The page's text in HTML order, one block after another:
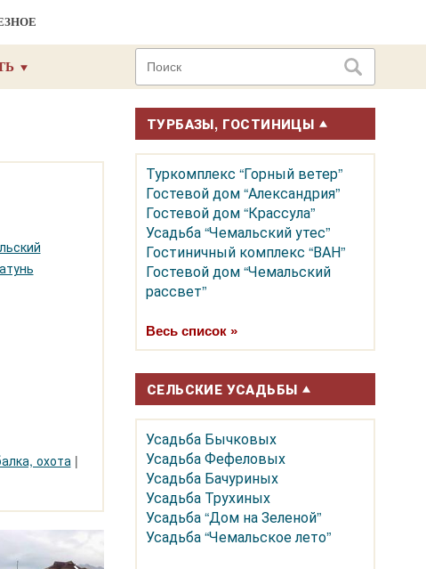
охота|
ТУРБАЗЫ, ГОСТИНИЦЫ
Туркомплекс “Горный ветер”
Гостевой дом “Александрия”
Гостевой дом “Крассула”
Усадьба “Чемальский утес”
Гостиничный комплекс “ВАН”
Гостевой дом “Чемальский
рассвет”
Весь список »
СЕЛЬСКИЕ УСАДЬБЫ
Усадьба Бычковых
Усадьба Фефеловых
Усадьба Бачуриных
Усадьба Трухиных
Усадьба “Дом на Зеленой”
Усадьба “Чемальское лето”